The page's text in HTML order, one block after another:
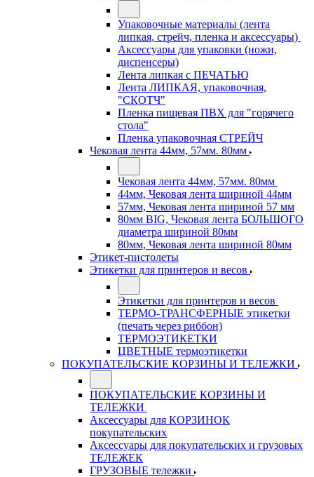
Упаковочные материалы (лента
липкая, стрейч, пленка и аксессуары)
Аксессуары для упаковки (ножи,
диспенсеры)
Лента липкая с ПЕЧАТЬЮ
Лента ЛИПКАЯ, упаковочная,
"СКОТЧ"
Пленка пищевая ПВХ для "горячего
стола"
Пленка упаковочная СТРЕЙЧ
Чековая лента 44мм, 57мм. 80мм
Чековая лента 44мм, 57мм. 80мм
44мм, Чековая лента шириной 44мм
57мм, Чековая лента шириной 57 мм
80мм BIG, Чековая лента БОЛЬШОГО
диаметра шириной 80мм
80мм, Чековая лента шириной 80мм
Этикет-пистолеты
Этикетки для принтеров и весов
Этикетки для принтеров и весов
ТЕРМО-ТРАНСФЕРНЫЕ этикетки
(печать через риббон)
ТЕРМОЭТИКЕТКИ
ЦВЕТНЫЕ термоэтикетки
ПОКУПАТЕЛЬСКИЕ КОРЗИНЫ И ТЕЛЕЖКИ
ПОКУПАТЕЛЬСКИЕ КОРЗИНЫ И
ТЕЛЕЖКИ
Аксессуары для КОРЗИНОК
покупательских
Аксессуары для покупательских и грузовых
ТЕЛЕЖЕК
ГРУЗОВЫЕ тележки